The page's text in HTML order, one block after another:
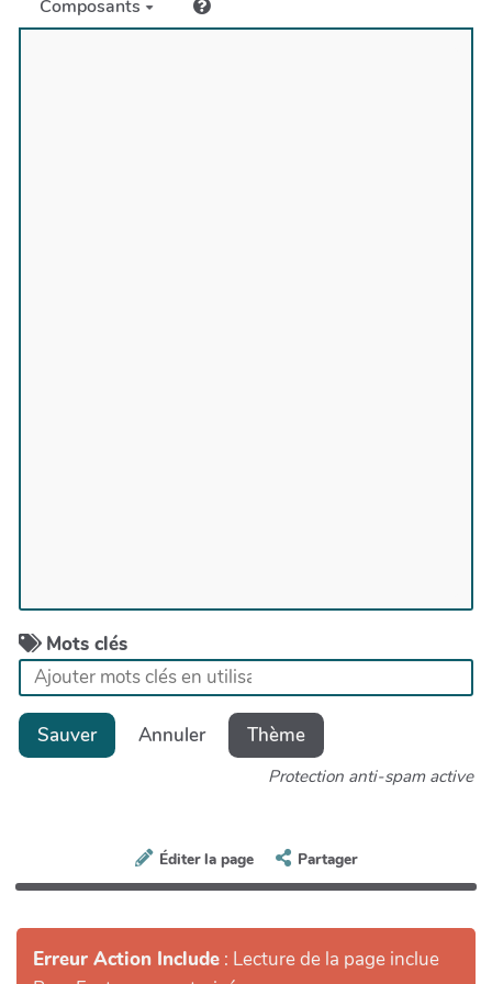
Composants
Mots clés
Sauver Annuler Thème
Protection anti-spam active
Éditer la page Partager
Erreur Action Include : Lecture de la page inclue